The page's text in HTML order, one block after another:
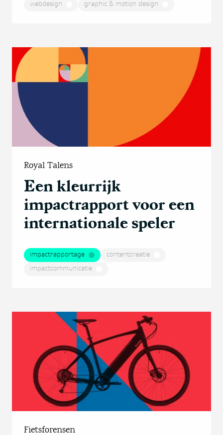
webdesign
graphic & motion design
Royal Talens
Een kleurrijk
impactrapport voor een
internationale speler
impactrapportage
contentcreatie
impactcommunicatie
Fietsforensen